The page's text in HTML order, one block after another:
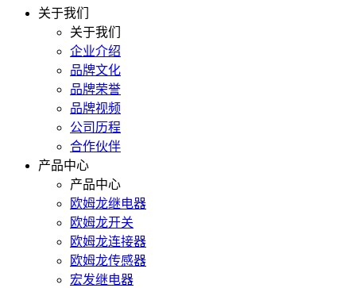
关于我们
关于我们
企业介绍
品牌文化
品牌荣誉
品牌视频
公司历程
合作伙伴
产品中心
产品中心
欧姆龙继电器
欧姆龙开关
欧姆龙连接器
欧姆龙传感器
宏发继电器